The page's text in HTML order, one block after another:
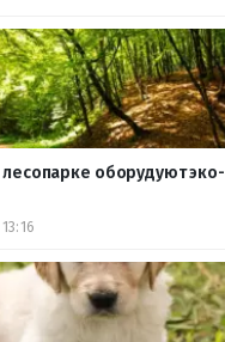
оборудуют эко-